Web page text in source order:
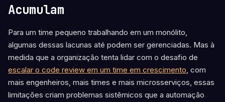
Acumulam
Para um time pequeno trabalhando em um monólito,
algumas dessas lacunas até podem ser gerenciadas. Mas à
medida que a organização tenta lidar com o desafio de
escalar o code review em um time em crescimento, com
mais engenheiros, mais times e mais microsserviços, essas
limitações criam problemas sistêmicos que a automação